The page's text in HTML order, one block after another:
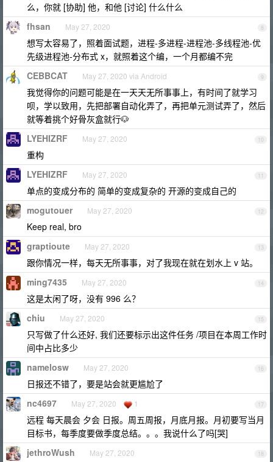
么，你就 [协助] 他，和他 [讨论] 什么什么
8
fhsan May 27, 2020
想写太容易了，照着面试题，进程-多进程-进程池-多线程池-优
先级进程池-分布式 x，就照着这个编，一个月都编不完
9
CEBBCAT May 27, 2020 via Android
我觉得你的问题可能是在一天天无所事事上，有时间了就学习
呗，学以致用，先把部署自动化弄了，再把单元测试弄了，然后
就等着挑个好骨灰盒就行🐶
10
LYEHIZRF May 27, 2020
重构
11
LYEHIZRF May 27, 2020
单点的变成分布的 简单的变成复杂的 开源的变成自己的
12
mogutouer May 27, 2020
Keep real, bro
13
graptioute May 27, 2020
跟你情况一样，每天无所事事，对了我现在就在划水上 v 站。
14
ming7435 May 27, 2020
这是太闲了呀，没有 996 么？
15
chiu May 27, 2020
只写做了什么还好, 我们还要标示出这件任务 /项目在本周工作时
间中占比多少
16
namelosw May 27, 2020
日报还不错了，要是站会就更尴尬了
17
nc4697 May 27, 2020 1
远程 每天晨会 夕会 日报。周五周报，月底月报。月初要写当月
目标书，每季度要做季度总结。。。我说什么了吗[哭]
18
jethroWush May 27, 2020